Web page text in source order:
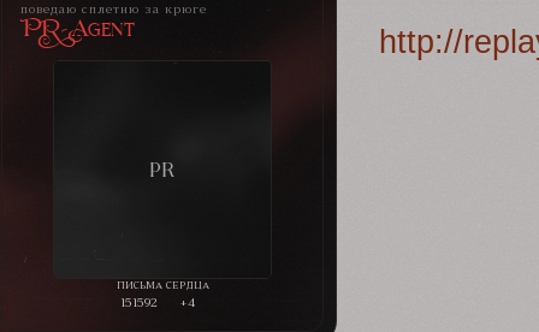
поведаю сплетню за крюге
PR-Agent
151592 +4
http://